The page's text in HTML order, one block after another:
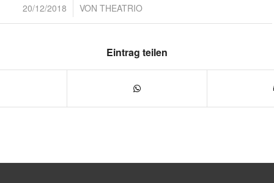
20/12/2018
/ VON THEATRIO
Eintrag teilen